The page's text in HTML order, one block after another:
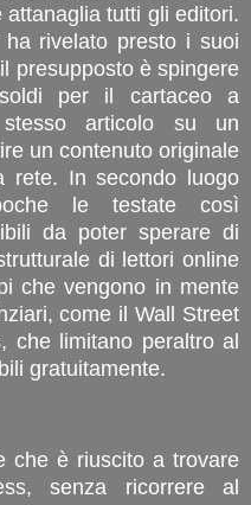
tutti gli editori.
rivelato presto i suoi
presupposto è spingere
per il cartaceo a
articolo su un
un contenuto originale
rete. In secondo luogo
le testate così
da poter sperare di
di lettori online
che vengono in mente
come il Wall Street
che limitano peraltro al
gratuitamente.
che è riuscito a trovare
senza ricorrere al